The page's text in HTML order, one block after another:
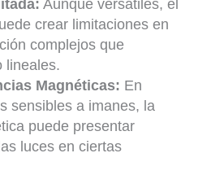
Aunque versátiles, el
crear limitaciones en
complejos que
lineales.
Magnéticas: En
sensibles a imanes, la
puede presentar
luces en ciertas